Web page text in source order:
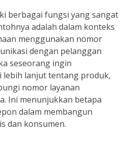
berbagai fungsi yang sangat
adalah dalam konteks
menggunakan nomor
dengan pelanggan
seseorang ingin
lebih lanjut tentang produk,
nomor layanan
Ini menunjukkan betapa
dalam membangun
dan konsumen.